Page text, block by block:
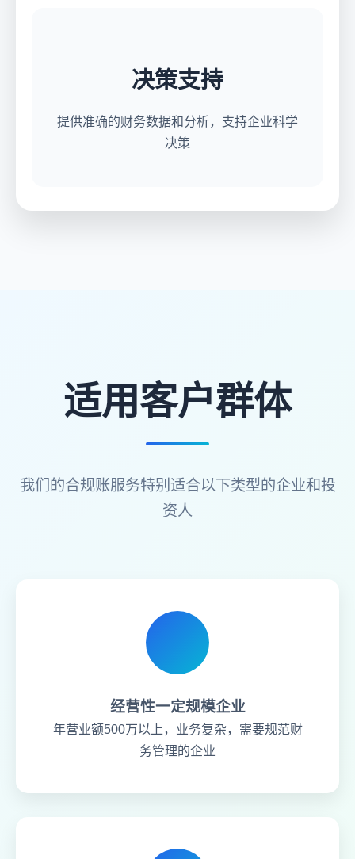
决策支持
提供准确的财务数据和分析，支持企业科学
决策
适用客户群体
我们的合规账服务特别适合以下类型的企业和投
资人
经营性一定规模企业
年营业额500万以上，业务复杂，需要规范财
务管理的企业